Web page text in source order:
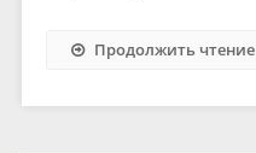
Продолжить чтение